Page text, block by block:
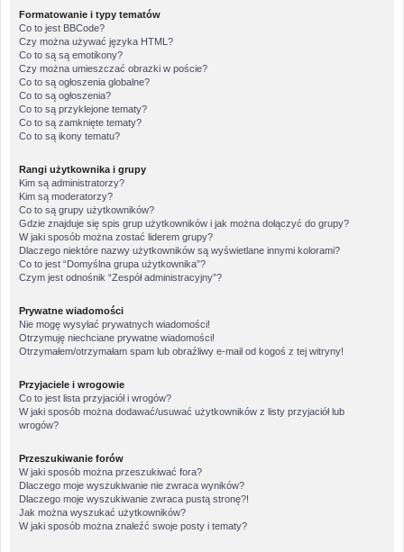
Formatowanie i typy tematów
Co to jest BBCode?
Czy można używać języka HTML?
Co to są są emotikony?
Czy można umieszczać obrazki w poście?
Co to są ogłoszenia globalne?
Co to są ogłoszenia?
Co to są przyklejone tematy?
Co to są zamknięte tematy?
Co to są ikony tematu?
Rangi użytkownika i grupy
Kim są administratorzy?
Kim są moderatorzy?
Co to są grupy użytkowników?
Gdzie znajduje się spis grup użytkowników i jak można dołączyć do grupy?
W jaki sposób można zostać liderem grupy?
Dlaczego niektóre nazwy użytkowników są wyświetlane innymi kolorami?
Co to jest “Domyślna grupa użytkownika”?
Czym jest odnośnik “Zespół administracyjny”?
Prywatne wiadomości
Nie mogę wysyłać prywatnych wiadomości!
Otrzymuję niechciane prywatne wiadomości!
Otrzymałem/otrzymałam spam lub obraźliwy e-mail od kogoś z tej witryny!
Przyjaciele i wrogowie
Co to jest lista przyjaciół i wrogów?
W jaki sposób można dodawać/usuwać użytkowników z listy przyjaciół lub
wrogów?
Przeszukiwanie forów
W jaki sposób można przeszukiwać fora?
Dlaczego moje wyszukiwanie nie zwraca wyników?
Dlaczego moje wyszukiwanie zwraca pustą stronę?!
Jak można wyszukać użytkowników?
W jaki sposób można znaleźć swoje posty i tematy?